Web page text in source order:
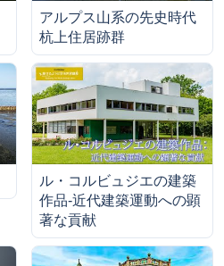
アルプス山系の先史時代
杭上住居跡群
ル・コルビュジエの建築
作品‐近代建築運動への顕
著な貢献